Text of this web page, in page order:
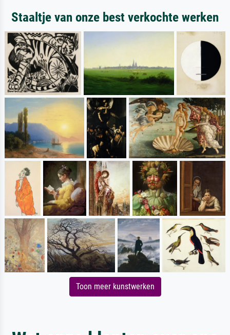
Staaltje van onze best verkochte werken
Toon meer kunstwerken